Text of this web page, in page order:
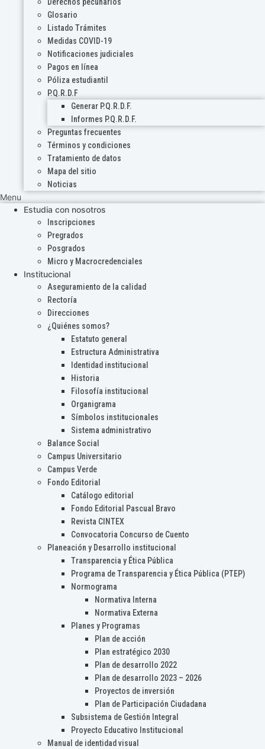
Derechos pecunarios
Glosario
Listado Trámites
Medidas COVID-19
Notificaciones judiciales
Pagos en línea
Póliza estudiantil
P.Q.R.D.F
Generar P.Q.R.D.F.
Informes P.Q.R.D.F.
Preguntas frecuentes
Términos y condiciones
Tratamiento de datos
Mapa del sitio
Noticias
Menu
Estudia con nosotros
Inscripciones
Pregrados
Posgrados
Micro y Macrocredenciales
Institucional
Aseguramiento de la calidad
Rectoría
Direcciones
¿Quiénes somos?
Estatuto general
Estructura Administrativa
Identidad institucional
Historia
Filosofía institucional
Organigrama
Símbolos institucionales
Sistema administrativo
Balance Social
Campus Universitario
Campus Verde
Fondo Editorial
Catálogo editorial
Fondo Editorial Pascual Bravo
Revista CINTEX
Convocatoria Concurso de Cuento
Planeación y Desarrollo institucional
Transparencia y Ética Pública
Programa de Transparencia y Ética Pública (PTEP)
Normograma
Normativa Interna
Normativa Externa
Planes y Programas
Plan de acción
Plan estratégico 2030
Plan de desarrollo 2022
Plan de desarrollo 2023 – 2026
Proyectos de inversión
Plan de Participación Ciudadana
Subsistema de Gestión Integral
Proyecto Educativo Institucional
Manual de identidad visual